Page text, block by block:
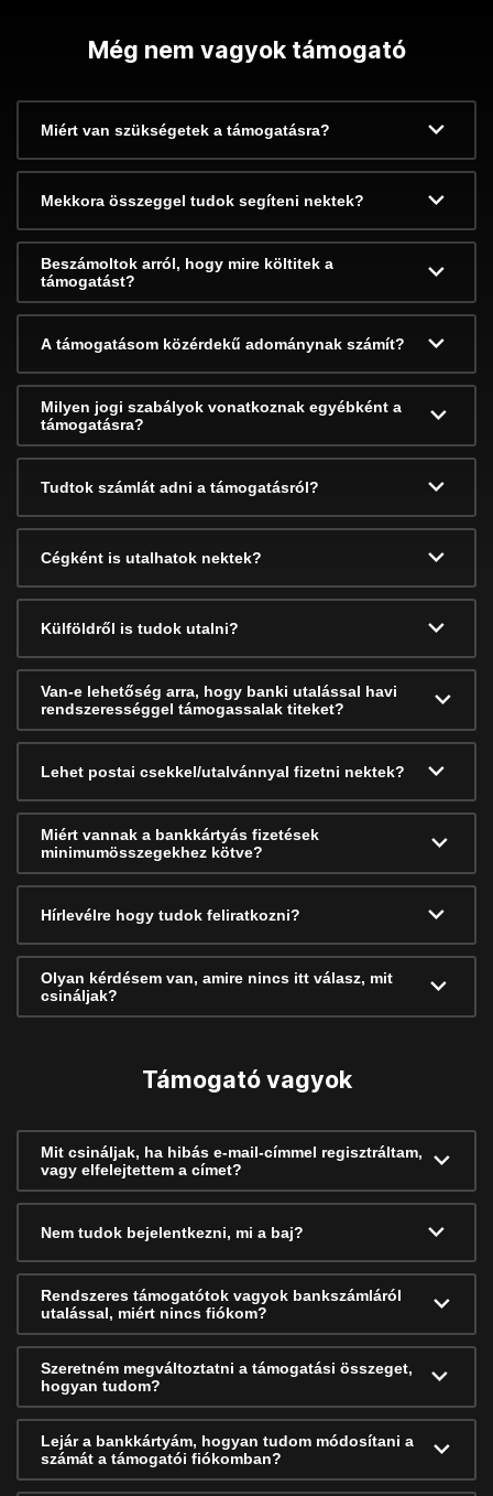
Még nem vagyok támogató
Miért van szükségetek a támogatásra?
Mekkora összeggel tudok segíteni nektek?
Beszámoltok arról, hogy mire költitek a
támogatást?
A támogatásom közérdekű adománynak számít?
Milyen jogi szabályok vonatkoznak egyébként a
támogatásra?
Tudtok számlát adni a támogatásról?
Cégként is utalhatok nektek?
Külföldről is tudok utalni?
Van-e lehetőség arra, hogy banki utalással havi
rendszerességgel támogassalak titeket?
Lehet postai csekkel/utalvánnyal fizetni nektek?
Miért vannak a bankkártyás fizetések
minimumösszegekhez kötve?
Hírlevélre hogy tudok feliratkozni?
Olyan kérdésem van, amire nincs itt válasz, mit
csináljak?
Támogató vagyok
Mit csináljak, ha hibás e-mail-címmel regisztráltam,
vagy elfelejtettem a címet?
Nem tudok bejelentkezni, mi a baj?
Rendszeres támogatótok vagyok bankszámláról
utalással, miért nincs fiókom?
Szeretném megváltoztatni a támogatási összeget,
hogyan tudom?
Lejár a bankkártyám, hogyan tudom módosítani a
számát a támogatói fiókomban?